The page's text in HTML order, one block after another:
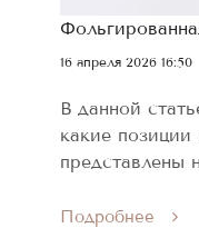
16 апреля 2026 16:50
В данной
какие
представлены
Подробнее